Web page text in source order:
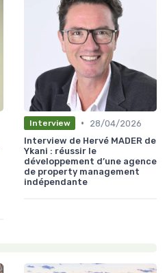
Interview •
28/04/2026
Interview de Hervé MADER de
Ykani : réussir le
développement d’une agence
de property management
indépendante